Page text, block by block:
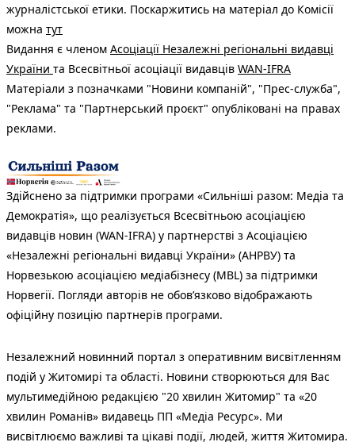
журналістської етики. Поскаржитись на матеріал до Комісії
можна тут
Видання є членом Асоціації Незалежні регіональні видавці
України та Всесвітньої асоціації видавців WAN-IFRA
Матеріали з позначками "Новини компаній", "Прес-служба",
"Реклама" та "Партнерський проєкт" опубліковані на правах
реклами.
Здійснено за підтримки програми «Сильніші разом: Медіа та
Демократія», що реалізується Всесвітньою асоціацією
видавців новин (WAN-IFRA) у партнерстві з Асоціацією
«Незалежні регіональні видавці України» (АНРВУ) та
Норвезькою асоціацією медіабізнесу (MBL) за підтримки
Норвегії. Погляди авторів не обов’язково відображають
офіційну позицію партнерів програми.
Незалежний новинний портал з оперативним висвітленням
подій у Житомирі та області. Новини створюються для Вас
мультимедійною редакцією "20 хвилин Житомир" та «20
хвилин Романів» видавець ПП «Медіа Ресурс». Ми
висвітлюємо важливі та цікаві події, людей, життя Житомира.